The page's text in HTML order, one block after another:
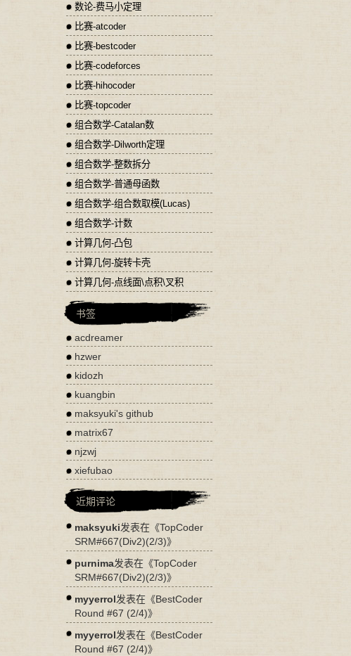
数论-费马小定理
比赛-atcoder
比赛-bestcoder
比赛-codeforces
比赛-hihocoder
比赛-topcoder
组合数学-Catalan数
组合数学-Dilworth定理
组合数学-整数拆分
组合数学-普通母函数
组合数学-组合数取模(Lucas)
组合数学-计数
计算几何-凸包
计算几何-旋转卡壳
计算几何-点线面\点积\叉积
书签
acdreamer
hzwer
kidozh
kuangbin
maksyuki's github
matrix67
njzwj
xiefubao
近期评论
maksyuki发表在《TopCoder
SRM#667(Div2)(2/3)》
purnima发表在《TopCoder
SRM#667(Div2)(2/3)》
myyerrol发表在《BestCoder
Round #67 (2/4)》
myyerrol发表在《BestCoder
Round #67 (2/4)》